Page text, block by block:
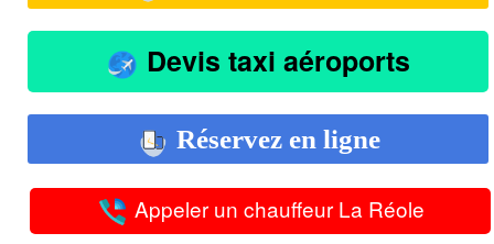
Devis taxi aéroports
Réservez en ligne
Appeler un chauffeur La Réole